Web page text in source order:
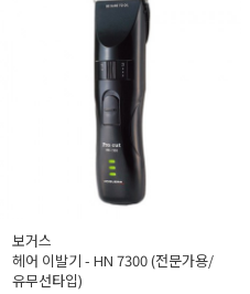
보거스
헤어 이발기 - HN 7300 (전문가용/
유무선타입)